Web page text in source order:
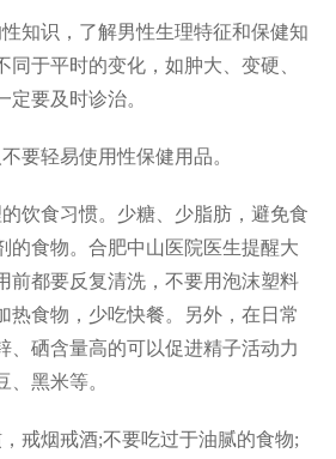
知识，了解男性生理特征和保健知
同于平时的变化，如肿大、变硬、
定要及时诊治。
要轻易使用性保健用品。
饮食习惯。少糖、少脂肪，避免食
的食物。合肥中山医院医生提醒大
前都要反复清洗，不要用泡沫塑料
热食物，少吃快餐。另外，在日常
、硒含量高的可以促进精子活动力
黑米等。
戒烟戒酒;不要吃过于油腻的食物;